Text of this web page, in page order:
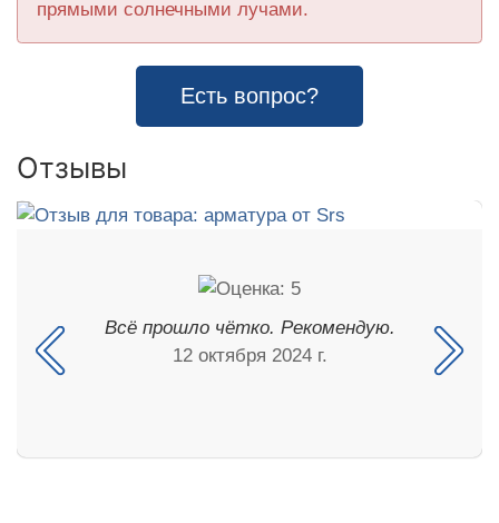
прямыми солнечными лучами.
Есть вопрос?
Отзывы
Всё прошло чётко. Рекомендую.
12 октября 2024 г.